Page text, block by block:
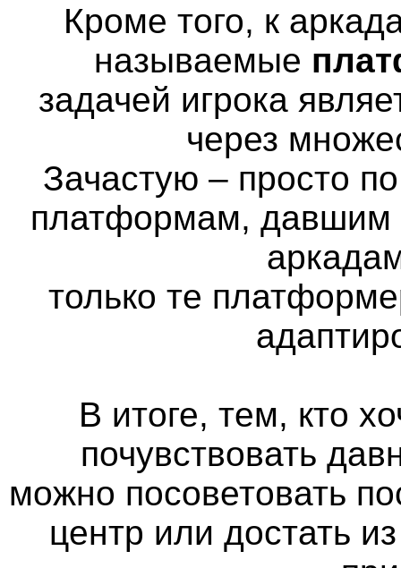
Кроме того, к
называемые
задачей игрока
через
Зачастую – просто
платформам, давшим
только те
В итоге, тем, кто
почувствовать
можно посоветовать
центр или достать